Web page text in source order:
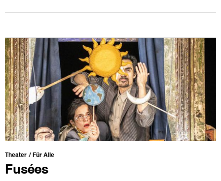
Theater Für Alle
Fusées